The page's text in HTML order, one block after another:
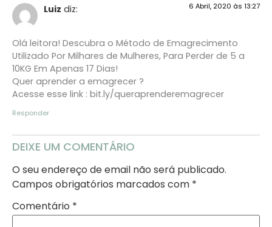
Luiz diz: 6 Abril, 2020 às 13:27
Olá leitora! Descubra o Método de Emagrecimento
Utilizado Por Milhares de Mulheres, Para Perder de 5 a
10KG Em Apenas 17 Dias!
Quer aprender a emagrecer ?
Acesse esse link : bit.ly/queraprenderemagrecer
Responder
DEIXE UM COMENTÁRIO
O seu endereço de email não será publicado.
Campos obrigatórios marcados com *
Comentário *